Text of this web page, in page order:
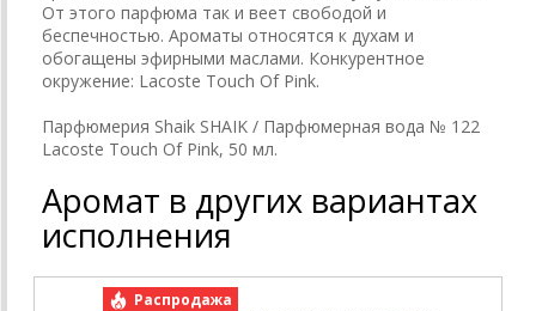
От этого парфюма так и веет свободой и
беспечностью. Ароматы относятся к духам и
обогащены эфирными маслами. Конкурентное
окружение: Lacoste Touch Of Pink.
Парфюмерия Shaik SHAIK / Парфюмерная вода № 122
Lacoste Touch Of Pink, 50 мл.
Аромат в других вариантах
исполнения
Распродажа